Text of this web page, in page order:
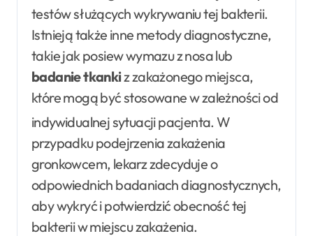
testów służących wykrywaniu tej bakterii.
Istnieją także inne metody diagnostyczne,
takie jak posiew wymazu z nosa lub
badanie tkankiz zakażonego miejsca,
które mogą być stosowane w zależności od
indywidualnej sytuacji pacjenta. W
przypadku podejrzenia zakażenia
gronkowcem, lekarz zdecyduje o
odpowiednich badaniach diagnostycznych,
aby wykryć i potwierdzić obecność tej
bakterii w miejscu zakażenia.